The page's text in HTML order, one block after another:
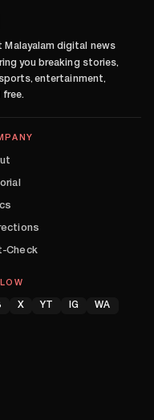
Malayalam digital news
you breaking stories,
entertainment,
Check
X YT IG WA